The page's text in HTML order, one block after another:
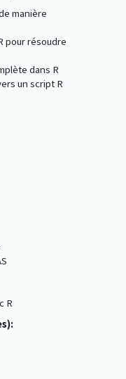
manière
pour résoudre
dans R
un script R
R